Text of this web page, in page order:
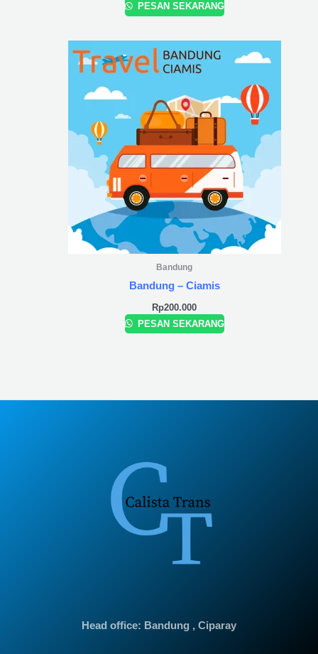
PESAN SEKARANG
Bandung
Bandung – Ciamis
Rp200.000
PESAN SEKARANG
Head office: Bandung , Ciparay